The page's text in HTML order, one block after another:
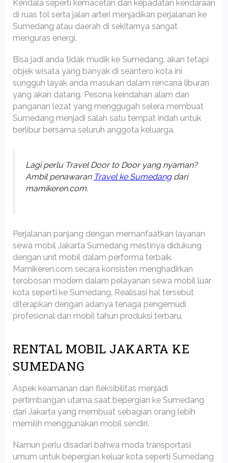
Kendala seperti kemacetan dan kepadatan kendaraan
di ruas tol serta jalan arteri menjadikan perjalanan ke
Sumedang atau daerah di sekitarnya sangat
menguras energi.
Bisa jadi anda tidak mudik ke Sumedang, akan tetapi
objek wisata yang banyak di seantero kota ini
sungguh layak anda masukan dalam rencana liburan
yang akan datang. Pesona keindahan alam dan
panganan lezat yang menggugah selera membuat
Sumedang menjadi salah satu tempat indah untuk
berlibur bersama seluruh anggota keluarga.
Lagi perlu Travel Door to Door yang nyaman?
Ambil penawaran Travel ke Sumedangdari
mamikeren.com.
Perjalanan panjang dengan memanfaatkan layanan
sewa mobil Jakarta Sumedang mestinya didukung
dengan unit mobil dalam performa terbaik.
Mamikeren.com secara konsisten menghadirkan
terobosan modern dalam pelayanan sewa mobil luar
kota seperti ke Sumedang. Realisasi hal tersebut
diterapkan dengan adanya tenaga pengemudi
profesional dan mobil tahun produksi terbaru.
RENTAL MOBIL JAKARTA KE
SUMEDANG
Aspek keamanan dan fleksibilitas menjadi
pertimbangan utama saat bepergian ke Sumedang
dari Jakarta yang membuat sebagian orang lebih
memilih menggunakan mobil sendiri.
Namun perlu disadari bahwa moda transportasi
umum untuk bepergian keluar kota seperti Sumedang